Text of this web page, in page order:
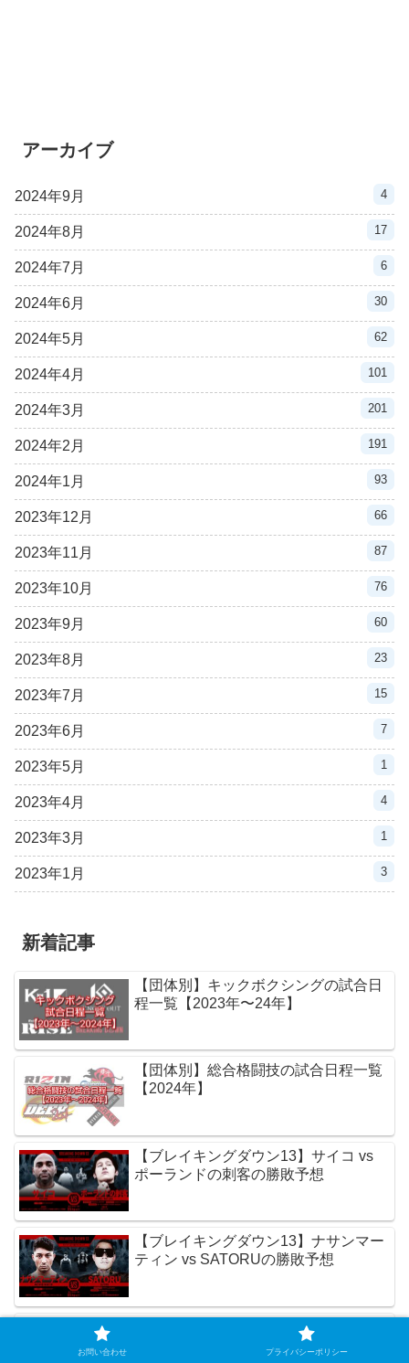
アーカイブ
2024年9月 4
2024年8月 17
2024年7月 6
2024年6月 30
2024年5月 62
2024年4月 101
2024年3月 201
2024年2月 191
2024年1月 93
2023年12月 66
2023年11月 87
2023年10月 76
2023年9月 60
2023年8月 23
2023年7月 15
2023年6月 7
2023年5月 1
2023年4月 4
2023年3月 1
2023年1月 3
新着記事
【団体別】キックボクシングの試合日
程一覧【2023年〜24年】
【団体別】総合格闘技の試合日程一覧
【2024年】
【ブレイキングダウン13】サイコ vs
ポーランドの刺客の勝敗予想
【ブレイキングダウン13】ナサンマー
ティン vs SATORUの勝敗予想
【ブレイキングダウン13】サムライ vs
お問い合わせ プライバシーポリシー